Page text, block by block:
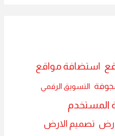
استضافة مواقع
التسويق الرقمي
المستخدم
تصميم الارض